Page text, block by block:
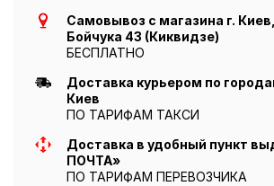
Самовывоз с магазина г.
Бойчука 43 (Киквидзе)
БЕСПЛАТНО
Доставка курьером по
Киев
ПО ТАРИФАМ ТАКСИ
Доставка в удобный пункт
ПОЧТА»
ПО ТАРИФАМ ПЕРЕВОЗЧИКА